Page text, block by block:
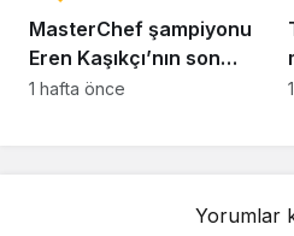
MasterChef şampiyonu
Eren Kaşıkçı’nın son
anlarındaki kahreden
1 hafta önce
Yorumlar